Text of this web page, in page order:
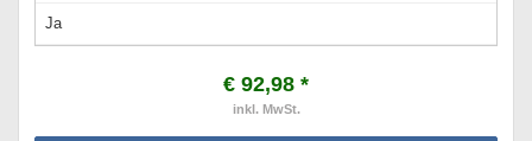
Ja
€ 92,98 *
inkl. MwSt.